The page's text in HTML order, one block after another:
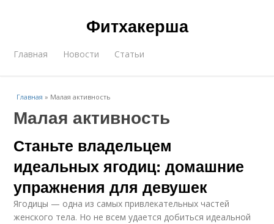
Фитхакерша
Главная Новости Статьи
Главная » Малая активность
Малая активность
Станьте владельцем
идеальных ягодиц: домашние
упражнения для девушек
Ягодицы — одна из самых привлекательных частей
женского тела. Но не всем удается добиться идеальной